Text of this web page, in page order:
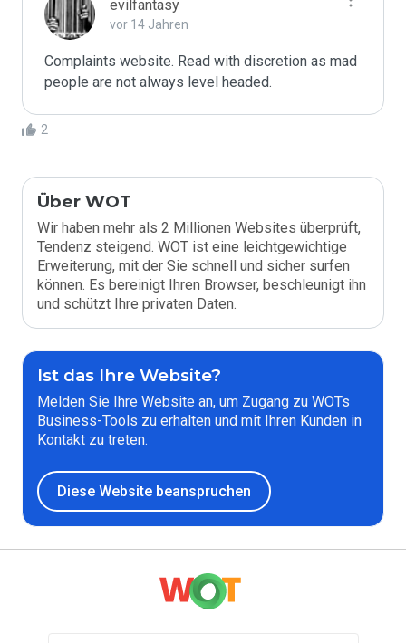
evilfantasy
vor 14 Jahren
Complaints website. Read with discretion as mad
people are not always level headed.
2
Über WOT
Wir haben mehr als 2 Millionen Websites überprüft,
Tendenz steigend. WOT ist eine leichtgewichtige
Erweiterung, mit der Sie schnell und sicher surfen
können. Es bereinigt Ihren Browser, beschleunigt ihn
und schützt Ihre privaten Daten.
Ist das Ihre Website?
Melden Sie Ihre Website an, um Zugang zu WOTs
Business-Tools zu erhalten und mit Ihren Kunden in
Kontakt zu treten.
Diese Website beanspruchen